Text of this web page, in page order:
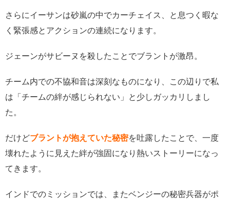
さらにイーサンは砂嵐の中でカーチェイス、と息つく暇な
く緊張感とアクションの連続になります。
ジェーンがサビーヌを殺したことでブラントが激昂。
チーム内での不協和音は深刻なものになり、この辺りで私
は「チームの絆が感じられない」と少しガッカリしまし
た。
だけどブラントが抱えていた秘密を吐露したことで、一度
壊れたように見えた絆が強固になり熱いストーリーになっ
てきます。
インドでのミッションでは、またベンジーの秘密兵器がポ